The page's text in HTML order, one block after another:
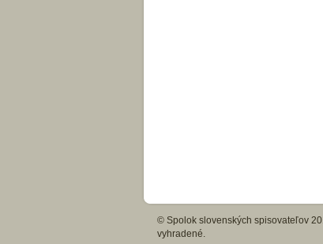
© Spolok slovenských spisovateľov
vyhradené.